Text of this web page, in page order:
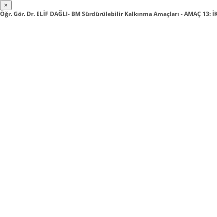
×
Öğr. Gör. Dr. ELİF DAĞLI- BM Sürdürülebilir Kalkınma Amaçları - AMAÇ 13: